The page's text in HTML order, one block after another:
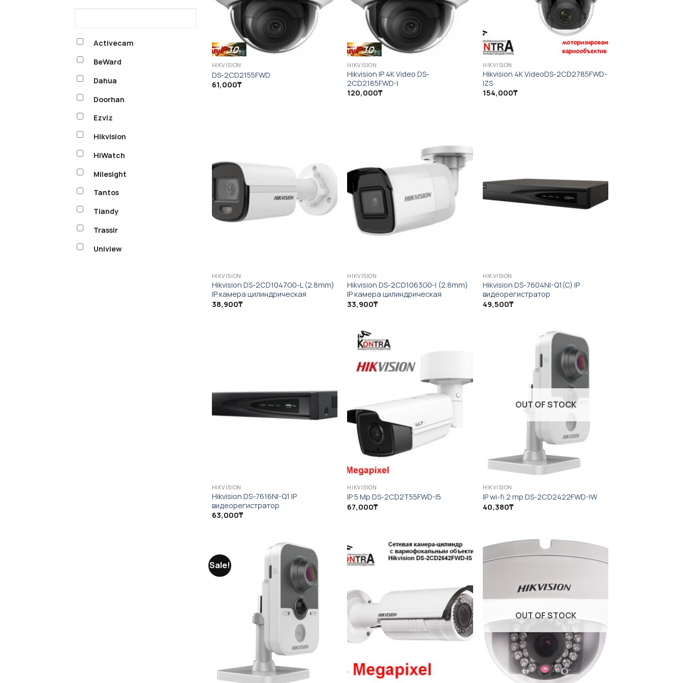
Activecam
BeWard
Dahua
Doorhan
Ezviz
Hikvision
HiWatch
Milesight
Tantos
Tiandy
Trassir
Uniview
HIKVISION
DS-2CD2155FWD
61,000₸
HIKVISION
Hikvision IP 4K Video DS-
2CD2185FWD-I
120,000₸
HIKVISION
Hikvision 4K VideoDS-2CD2785FWD-
IZS
154,000₸
HIKVISION
Hikvision DS-2CD1047G0-L (2.8mm)
IP камера цилиндрическая
38,900₸
HIKVISION
Hikvision DS-2CD1063G0-I (2.8mm)
IP камера цилиндрическая
33,900₸
HIKVISION
Hikvision DS-7604NI-Q1(C) IP
видеорегистратор
49,500₸
HIKVISION
Hikvision DS-7616NI-Q1 IP
видеорегистратор
63,000₸
HIKVISION
IP 5 Mp DS-2CD2T55FWD-I5
67,000₸
OUT OF STOCK
HIKVISION
IP wi-fi 2 mp DS-2CD2422FWD-IW
40,380₸
Sale!
OUT OF STOCK